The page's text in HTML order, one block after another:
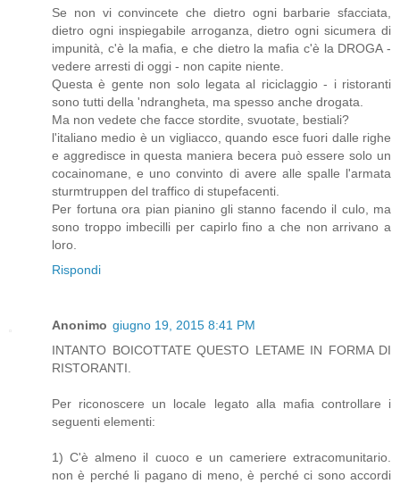
Se non vi convincete che dietro ogni barbarie sfacciata,
dietro ogni inspiegabile arroganza, dietro ogni sicumera di
impunità, c'è la mafia, e che dietro la mafia c'è la DROGA -
vedere arresti di oggi - non capite niente.
Questa è gente non solo legata al riciclaggio - i ristoranti
sono tutti della 'ndrangheta, ma spesso anche drogata.
Ma non vedete che facce stordite, svuotate, bestiali?
l'italiano medio è un vigliacco, quando esce fuori dalle righe
e aggredisce in questa maniera becera può essere solo un
cocainomane, e uno convinto di avere alle spalle l'armata
sturmtruppen del traffico di stupefacenti.
Per fortuna ora pian pianino gli stanno facendo il culo, ma
sono troppo imbecilli per capirlo fino a che non arrivano a
loro.
Rispondi
Anonimo giugno 19, 2015 8:41 PM
INTANTO BOICOTTATE QUESTO LETAME IN FORMA DI
RISTORANTI.
Per riconoscere un locale legato alla mafia controllare i
seguenti elementi:
1) C'è almeno il cuoco e un cameriere extracomunitario.
non è perché li pagano di meno, è perché ci sono accordi